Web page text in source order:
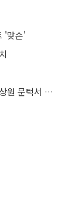
'맞손'
美 클래리티 법안 연내 통과 가능성 13%…상원 문턱서 제동